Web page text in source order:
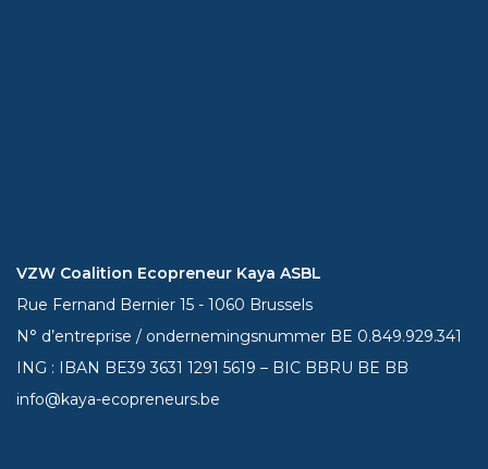
VZW Coalition Ecopreneur Kaya ASBL
Rue Fernand Bernier 15 - 1060 Brussels
N° d’entreprise / ondernemingsnummer BE 0.849.929.341
ING : IBAN BE393631 1291 5619 – BIC BBRU BE BB
info@kaya-ecopreneurs.be